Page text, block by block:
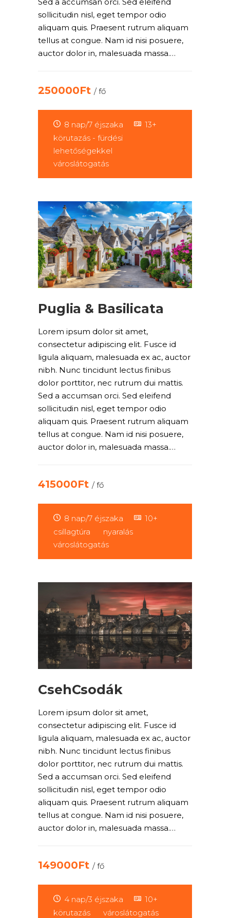
sollicitudin nisl, eget tempor odio
aliquam quis. Praesent rutrum aliquam
tellus at congue. Nam id nisi posuere,
auctor dolor in, malesuada massa.…
250000Ft / fő
8 nap/7 éjszaka
13+
körutazás - fürdési
lehetőségekkel
városlátogatás
Puglia & Basilicata
Lorem ipsum dolor sit amet,
consectetur adipiscing elit. Fusce id
ligula aliquam, malesuada ex ac, auctor
nibh. Nunc tincidunt lectus finibus
dolor porttitor, nec rutrum dui mattis.
Sed a accumsan orci. Sed eleifend
sollicitudin nisl, eget tempor odio
aliquam quis. Praesent rutrum aliquam
tellus at congue. Nam id nisi posuere,
auctor dolor in, malesuada massa.…
415000Ft / fő
8 nap/7 éjszaka
10+
csillagtúra
nyaralás
városlátogatás
CsehCsodák
Lorem ipsum dolor sit amet,
consectetur adipiscing elit. Fusce id
ligula aliquam, malesuada ex ac, auctor
nibh. Nunc tincidunt lectus finibus
dolor porttitor, nec rutrum dui mattis.
Sed a accumsan orci. Sed eleifend
sollicitudin nisl, eget tempor odio
aliquam quis. Praesent rutrum aliquam
tellus at congue. Nam id nisi posuere,
auctor dolor in, malesuada massa.…
149000Ft / fő
4 nap/3 éjszaka
10+
körutazás
városlátogatás